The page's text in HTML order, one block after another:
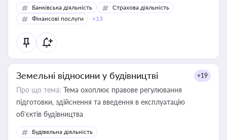
Банківська діяльність
Страхова діяльність
Фінансові послуги
+13
Земельні відносини у будівництві +19
Про що тема: Тема охоплює правове регулювання
підготовки, здійснення та введення в експлуатацію
об’єктів будівництва
Будівельна діяльність